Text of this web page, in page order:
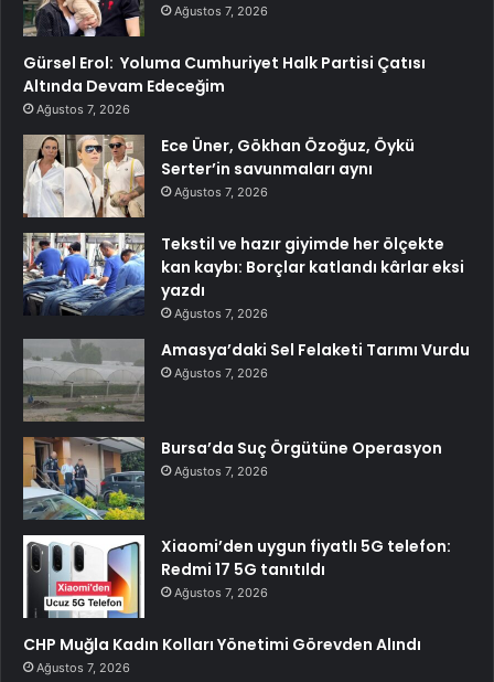
Ağustos 7, 2026
Gürsel Erol: Yoluma Cumhuriyet Halk Partisi Çatısı
Altında Devam Edeceğim
Ağustos 7, 2026
Ece Üner, Gökhan Özoğuz, Öykü
Serter’in savunmaları aynı
Ağustos 7, 2026
Tekstil ve hazır giyimde her ölçekte
kan kaybı: Borçlar katlandı kârlar eksi
yazdı
Ağustos 7, 2026
Amasya’daki Sel Felaketi Tarımı Vurdu
Ağustos 7, 2026
Bursa’da Suç Örgütüne Operasyon
Ağustos 7, 2026
Xiaomi’den uygun fiyatlı 5G telefon:
Redmi 17 5G tanıtıldı
Ağustos 7, 2026
CHP Muğla Kadın Kolları Yönetimi Görevden Alındı
Ağustos 7, 2026